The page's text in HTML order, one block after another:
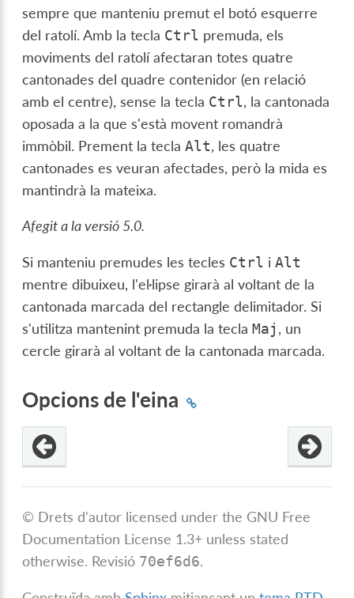
sempre que manteniu premut el botó esquerre
del ratolí. Amb la tecla Ctrl premuda, els
moviments del ratolí afectaran totes quatre
cantonades del quadre contenidor (en relació
amb el centre), sense la tecla Ctrl, la cantonada
oposada a la que s'està movent romandrà
immòbil. Prement la teclaAlt, les quatre
cantonades es veuran afectades, però la mida es
mantindrà la mateixa.
Afegit a la versió 5.0.
Si manteniu premudes les tecles Ctrl iAlt
mentre dibuixeu, l'el·lipse girarà al voltant de la
cantonada marcada del rectangle delimitador. Si
s'utilitza mantenint premuda la teclaMaj , un
cercle girarà al voltant de la cantonada marcada.
Opcions de l'eina
© Drets d'autor licensed under the GNU Free
Documentation License 1.3+ unless stated
otherwise. Revisió 70ef6d6.